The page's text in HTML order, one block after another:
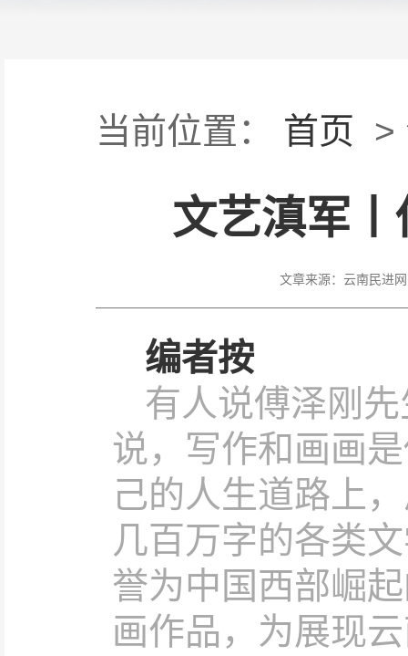
当前位置： 首页 >
文艺滇军
文章来源： 云南民进网
编者按
有人说傅泽刚
说，写作和画画
己的人生道路上
几百万字的各类
誉为中国西部崛
画作品，为展现